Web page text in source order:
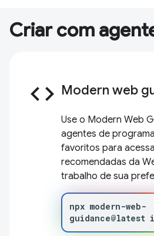
Criar com
code Modern web
Use o Modern Web
agentes de
favoritos para
recomendadas da
trabalho de sua
npx modern-web-
guidance@latest